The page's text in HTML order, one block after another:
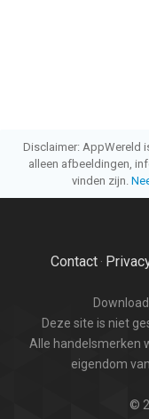
Disclaimer: AppWereld
alleen afbeeldingen,
vinden zijn.
Contact·
Deze site is niet
Alle handelsmerken
eigendom
©